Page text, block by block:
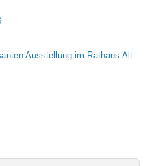
Ausstellung im Rathaus Alt-